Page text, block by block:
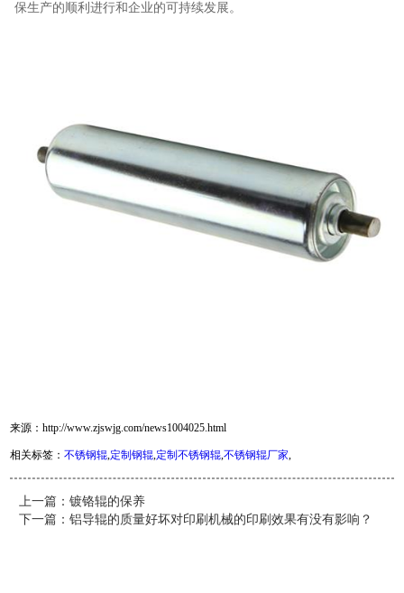
保生产的顺利进行和企业的可持续发展。
来源：http://www.zjswjg.com/news1004025.html
相关标签：不锈钢辊,定制钢辊,定制不锈钢辊,不锈钢辊厂家,
上一篇：镀铬辊的保养
下一篇：铝导辊的质量好坏对印刷机械的印刷效果有没有影响？